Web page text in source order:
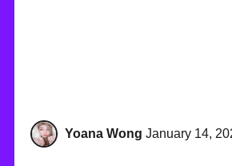
Yoana Wong January 14,